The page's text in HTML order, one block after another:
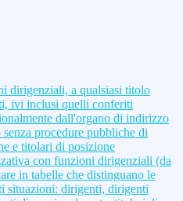
dirigenziali, a qualsiasi titolo
ivi inclusi quelli conferiti
dall'organo di indirizzo
procedure pubbliche di
e titolari di posizione
con funzioni dirigenziali (da
in tabelle che distinguano le
situazioni: dirigenti, dirigenti